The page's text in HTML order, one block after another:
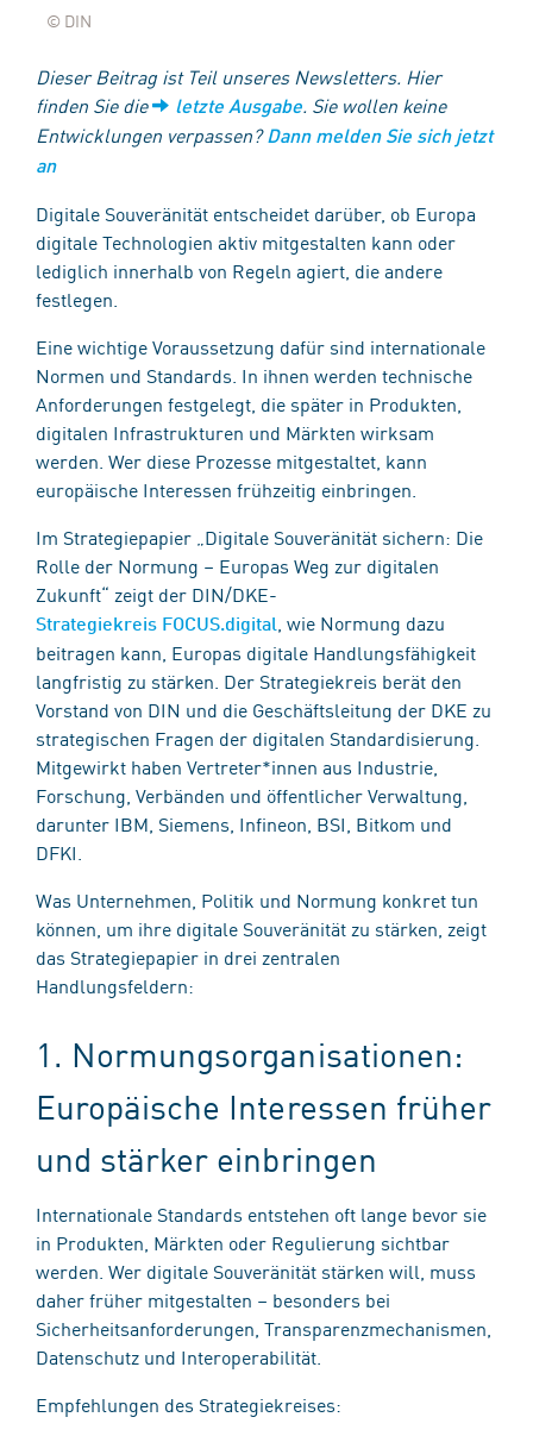
© DIN
Dieser Beitrag ist Teil unseres Newsletters. Hier
finden Sie die
letzte Ausgabe. Sie wollen keine
Entwicklungen verpassen? Dann melden Sie sich jetzt
an
Digitale Souveränität entscheidet darüber, ob Europa
digitale Technologien aktiv mitgestalten kann oder
lediglich innerhalb von Regeln agiert, die andere
festlegen.
Eine wichtige Voraussetzung dafür sind internationale
Normen und Standards. In ihnen werden technische
Anforderungen festgelegt, die später in Produkten,
digitalen Infrastrukturen und Märkten wirksam
werden. Wer diese Prozesse mitgestaltet, kann
europäische Interessen frühzeitig einbringen.
Im Strategiepapier „Digitale Souveränität sichern: Die
Rolle der Normung – Europas Weg zur digitalen
Zukunft“ zeigt der DIN/DKE-
Strategiekreis FOCUS.digital , wie Normung dazu
beitragen kann, Europas digitale Handlungsfähigkeit
langfristig zu stärken. Der Strategiekreis berät den
Vorstand von DIN und die Geschäftsleitung der DKE zu
strategischen Fragen der digitalen Standardisierung.
Mitgewirkt haben Vertreter*innen aus Industrie,
Forschung, Verbänden und öffentlicher Verwaltung,
darunter IBM, Siemens, Infineon, BSI, Bitkom und
DFKI.
Was Unternehmen, Politik und Normung konkret tun
können, um ihre digitale Souveränität zu stärken, zeigt
das Strategiepapier in drei zentralen
Handlungsfeldern:
1. Normungsorganisationen:
Europäische Interessen früher
und stärker einbringen
Internationale Standards entstehen oft lange bevor sie
in Produkten, Märkten oder Regulierung sichtbar
werden. Wer digitale Souveränität stärken will, muss
daher früher mitgestalten – besonders bei
Sicherheitsanforderungen, Transparenzmechanismen,
Datenschutz und Interoperabilität.
Empfehlungen des Strategiekreises: